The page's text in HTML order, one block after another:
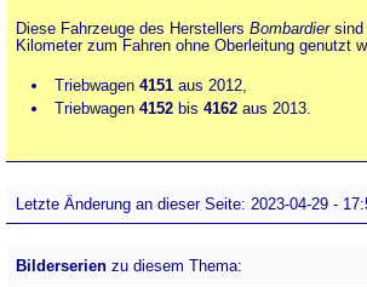
Diese Fahrzeuge des Herstellers Bombardiersind
Kilometer zum Fahren ohne Oberleitung genutzt
Triebwagen 4151aus 2012,
Triebwagen 4152bis 4162aus 2013.
Letzte Änderung an dieser Seite: 2023-04-29 -
Bilderserien zu diesem Thema: